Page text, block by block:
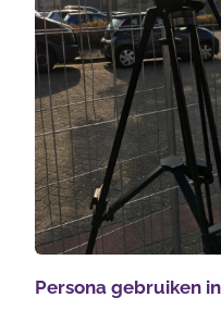
Persona gebruiken